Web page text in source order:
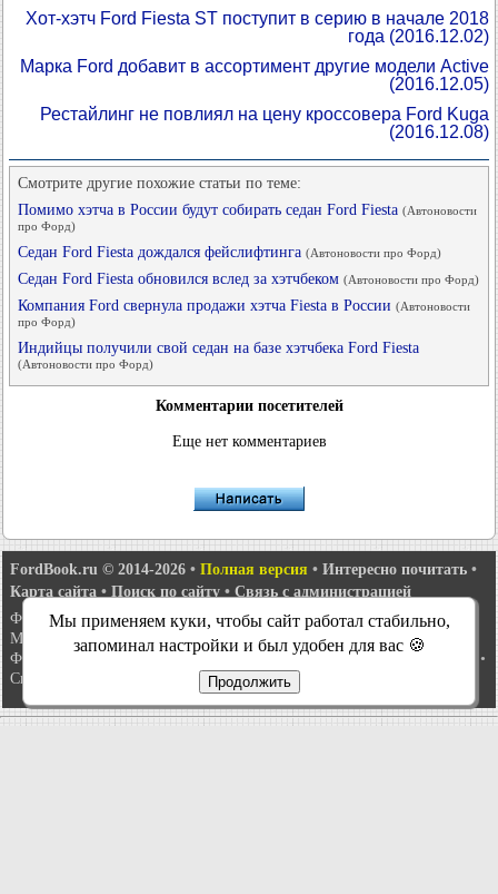
Хот-хэтч Ford Fiesta ST поступит в серию в начале 2018
года (2016.12.02)
Марка Ford добавит в ассортимент другие модели Active
(2016.12.05)
Рестайлинг не повлиял на цену кроссовера Ford Kuga
(2016.12.08)
Смотрите другие похожие статьи по теме:
Помимо хэтча в России будут собирать седан Ford Fiesta (Автоновости
про Форд)
Седан Ford Fiesta дождался фейслифтинга (Автоновости про Форд)
Седан Ford Fiesta обновился вслед за хэтчбеком (Автоновости про Форд)
Компания Ford свернула продажи хэтча Fiesta в России (Автоновости
про Форд)
Индийцы получили свой седан на базе хэтчбека Ford Fiesta
(Автоновости про Форд)
Комментарии посетителей
Еще нет комментариев
FordBook.ru © 2014-2026 • Полная версия • Интересно почитать •
Карта сайта • Поиск по сайту • Связь с администрацией
Фокус 1• Фокус Турнир 1•Фокус 2•Мондео 1•Мондео 1 и 2•
Мондео 2•Мондео 3•Мондео 4•Эскорт 3•Эскорт 4 •Эскорт 5
Фиеста 2
Таурус 1 и 2 Фьюжн • Скорпио 1
•
Сиерра
Мы применяем куки, чтобы сайт работал стабильно,
запоминал настройки и был удобен для вас 🍪
Продолжить